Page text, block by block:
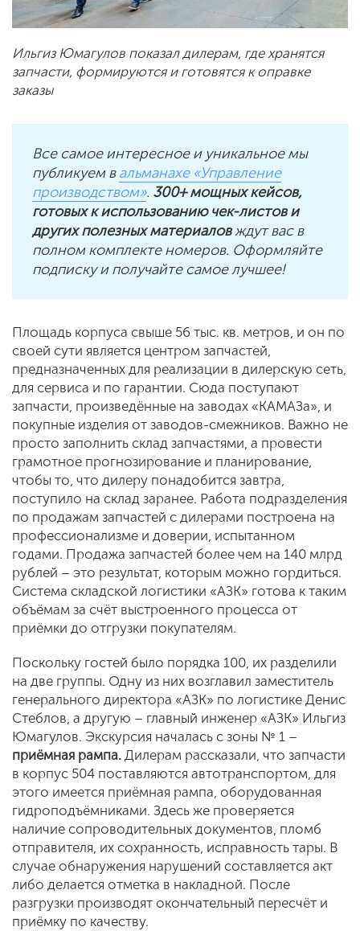
Ильгиз Юмагулов показал дилерам, где хранятся
запчасти, формируются и готовятся к оправке
заказы
Все самое интересное и уникальное мы
публикуем вальманахе «Управление
производством». 300+ мощных кейсов,
готовых к использованию чек-листов и
других полезных материаловждут вас в
полном комплекте номеров. Оформляйте
подписку и получайте самое лучшее!
Площадь корпуса свыше 56 тыс. кв. метров, и он по
своей сути является центром запчастей,
предназначенных для реализации в дилерскую сеть,
для сервиса и по гарантии. Сюда поступают
запчасти, произведённые на заводах «КАМАЗа», и
покупные изделия от заводов-смежников. Важно не
просто заполнить склад запчастями, а провести
грамотное прогнозирование и планирование,
чтобы то, что дилеру понадобится завтра,
поступило на склад заранее. Работа подразделения
по продажам запчастей с дилерами построена на
профессионализме и доверии, испытанном
годами. Продажа запчастей более чем на 140 млрд
рублей – это результат, которым можно гордиться.
Система складской логистики «АЗК» готова к таким
объёмам за счёт выстроенного процесса от
приёмки до отгрузки покупателям.
Поскольку гостей было порядка 100, их разделили
на две группы. Одну из них возглавил заместитель
генерального директора «АЗК» по логистике Денис
Стеблов, а другую – главный инженер «АЗК» Ильгиз
Юмагулов. Экскурсия началась с зоны № 1 –
приёмная рампа. Дилерам рассказали, что запчасти
в корпус 504 поставляются автотранспортом, для
этого имеется приёмная рампа, оборудованная
гидроподъёмниками. Здесь же проверяется
наличие сопроводительных документов, пломб
отправителя, их сохранность, исправность тары. В
случае обнаружения нарушений составляется акт
либо делается отметка в накладной. После
разгрузки производят окончательный пересчёт и
приёмку по качеству.